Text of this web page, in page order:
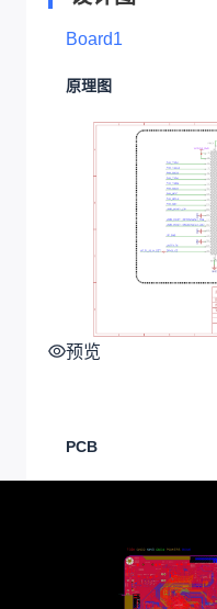
Board1
原理图
预览
PCB